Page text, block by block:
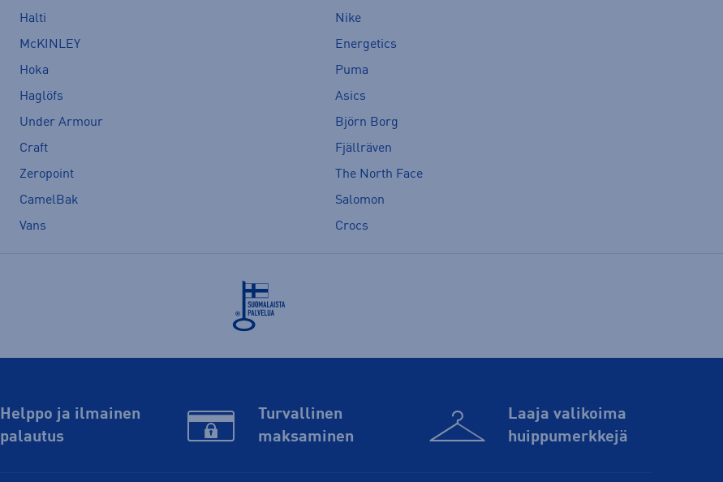
Halti
Nike
McKINLEY
Energetics
Hoka
Puma
Haglöfs
Asics
Under Armour
Björn Borg
Craft
Fjällräven
Zeropoint
The North Face
CamelBak
Salomon
Vans Crocs
Helppo ja ilmainen
palautus
Turvallinen
maksaminen
Laaja valikoima
huippu­merkkejä